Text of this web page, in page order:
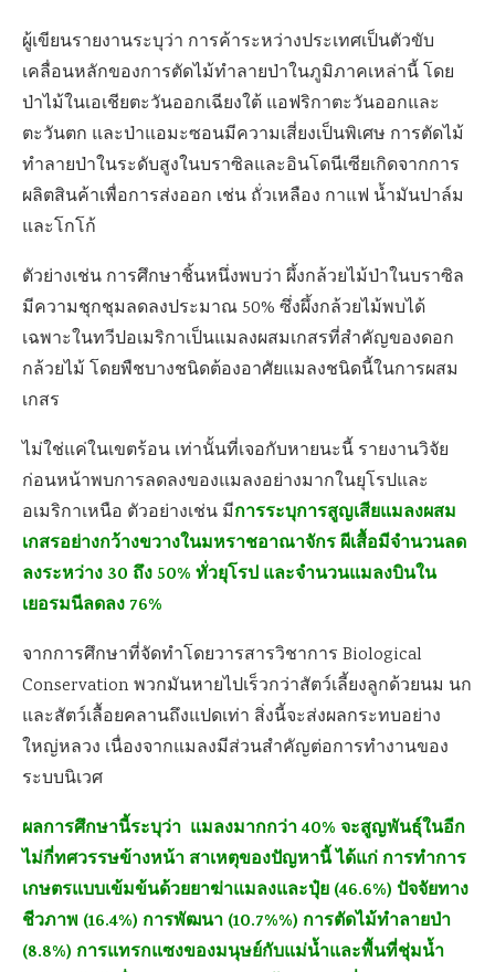
ผู้เขียนรายงานระบุว่า การค้าระหว่างประเทศเป็นตัวขับ
เคลื่อนหลักของการตัดไม้ทำลายป่าในภูมิภาคเหล่านี้ โดย
ป่าไม้ในเอเชียตะวันออกเฉียงใต้ แอฟริกาตะวันออกและ
ตะวันตก และป่าแอมะซอนมีความเสี่ยงเป็นพิเศษ การตัดไม้
ทำลายป่าในระดับสูงในบราซิลและอินโดนีเซียเกิดจากการ
ผลิตสินค้าเพื่อการส่งออก เช่น ถั่วเหลือง กาแฟ น้ำมันปาล์ม
และโกโก้
ตัวย่างเช่น การศึกษาชิ้นหนึ่งพบว่า ผึ้งกล้วยไม้ป่าในบราซิล
มีความชุกชุมลดลงประมาณ 50% ซึ่งผึ้งกล้วยไม้พบได้
เฉพาะในทวีปอเมริกาเป็นแมลงผสมเกสรที่สำคัญของดอก
กล้วยไม้ โดยพืชบางชนิดต้องอาศัยแมลงชนิดนี้ในการผสม
เกสร
ไม่ใช่แค่ในเขตร้อน เท่านั้นที่เจอกับหายนะนี้ รายงานวิจัย
ก่อนหน้าพบการลดลงของแมลงอย่างมากในยุโรปและ
อเมริกาเหนือ ตัวอย่างเช่น มีการระบุการสูญเสียแมลงผสม
เกสรอย่างกว้างขวางในมหราชอาณาจักร ผีเสื้อมีจำนวนลด
ลงระหว่าง 30 ถึง 50% ทั่วยุโรป และจำนวนแมลงบินใน
เยอรมนีลดลง 76%
จากการศึกษาที่จัดทำโดยวารสารวิชาการ Biological
Conservation พวกมันหายไปเร็วกว่าสัตว์เลี้ยงลูกด้วยนม นก
และสัตว์เลื้อยคลานถึงแปดเท่า สิ่งนี้จะส่งผลกระทบอย่าง
ใหญ่หลวง เนื่องจากแมลงมีส่วนสำคัญต่อการทำงานของ
ระบบนิเวศ
ผลการศึกษานี้ระบุว่า แมลงมากกว่า 40% จะสูญพันธุ์ในอีก
ไม่กี่ทศวรรษข้างหน้า สาเหตุของปัญหานี้ ได้แก่ การทำการ
เกษตรแบบเข้มข้นด้วยยาฆ่าแมลงและปุ๋ย (46.6%) ปัจจัยทาง
ชีวภาพ (16.4%) การพัฒนา (10.7%%) การตัดไม้ทำลายป่า
(8.8%) การแทรกแซงของมนุษย์กับแม่น้ำและพื้นที่ชุ่มน้ำ